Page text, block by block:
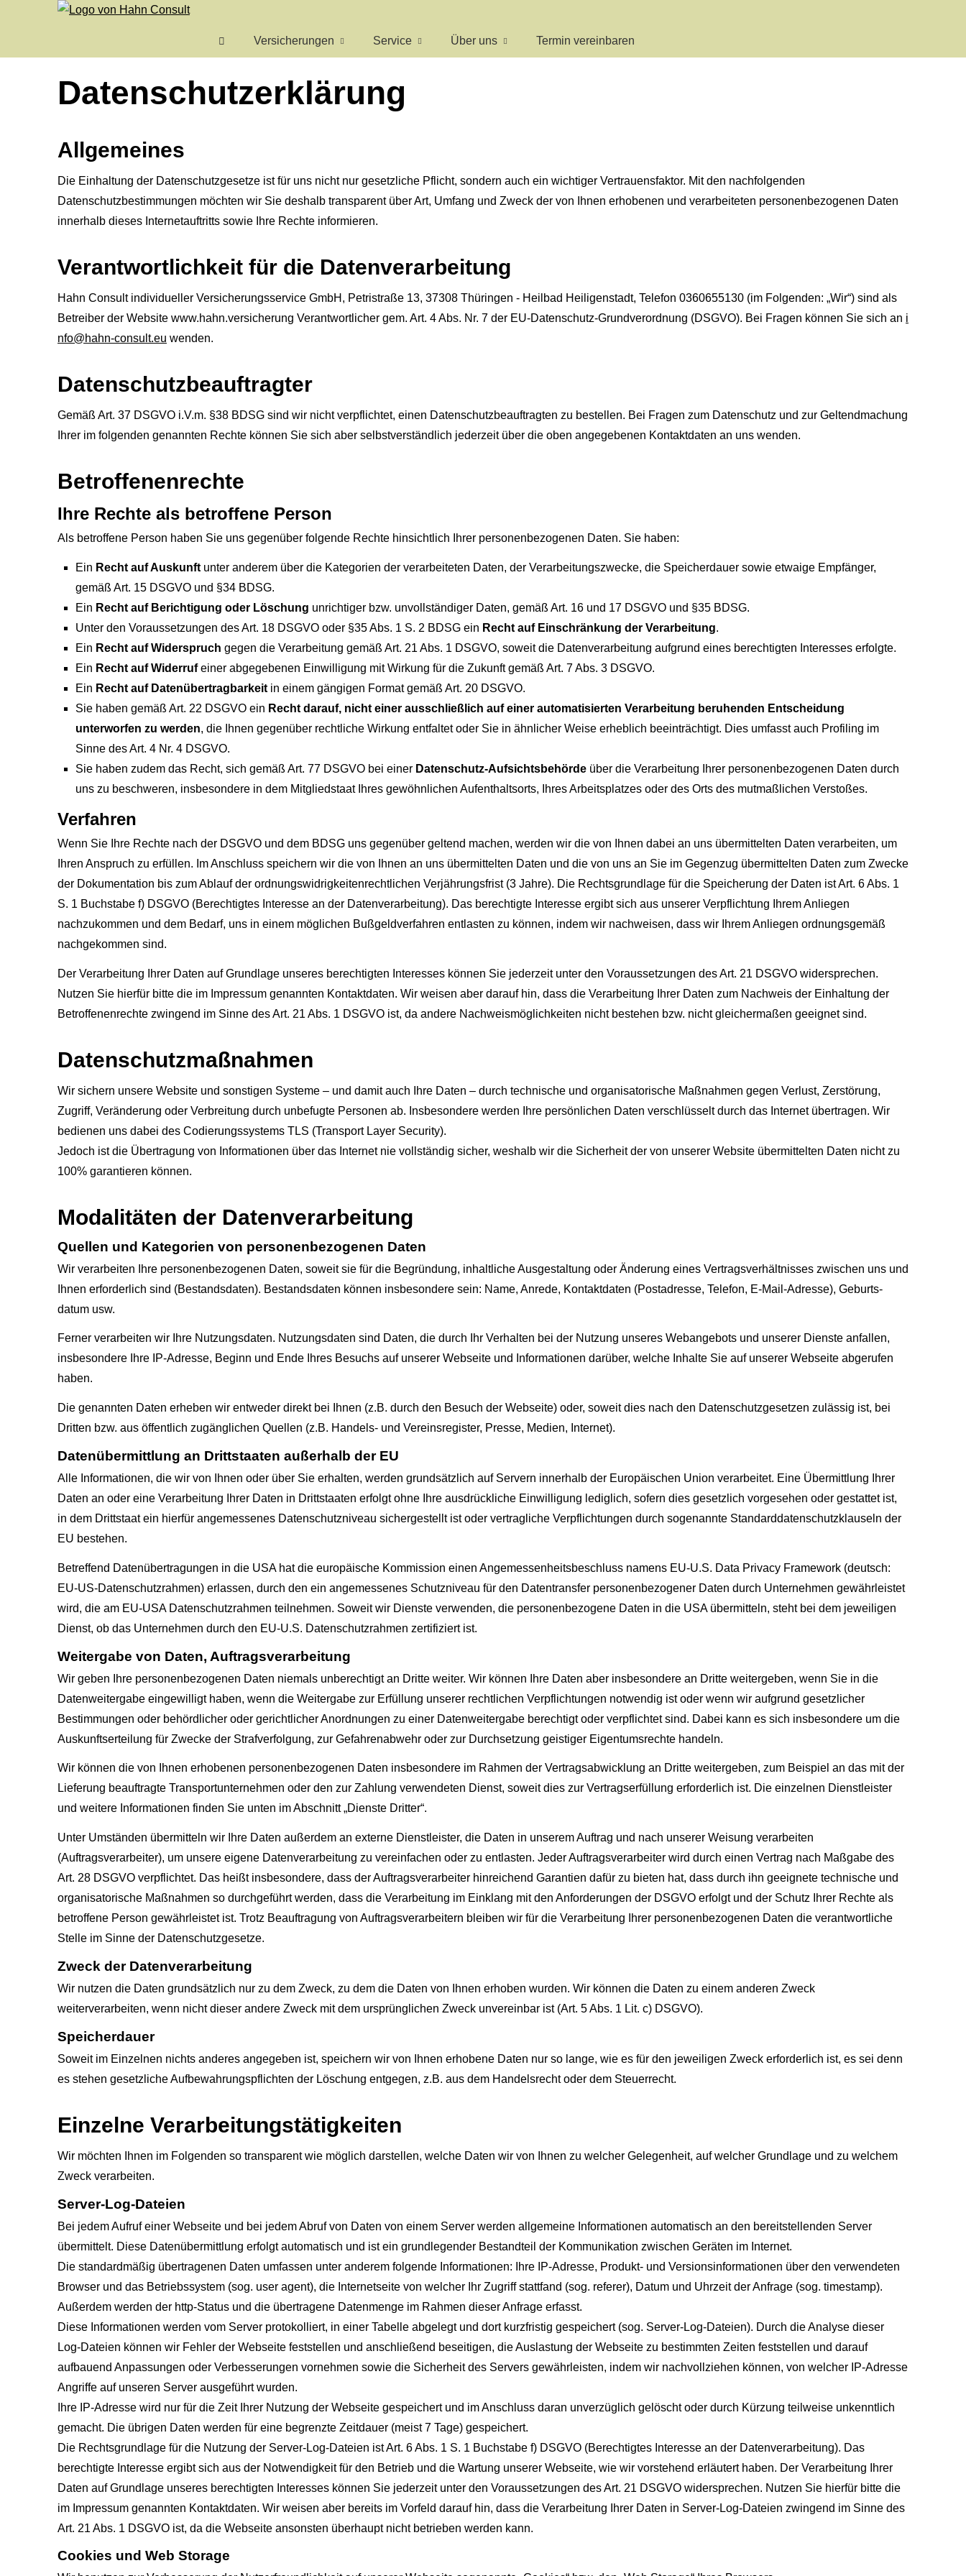
Versicherungen Service Über uns Termin ver­ein­baren
Datenschutzerklärung
Allgemeines
Die Einhaltung der Datenschutzgesetze ist für uns nicht nur gesetzliche Pflicht, sondern auch ein wichtiger Vertrauensfaktor. Mit den nachfolgenden
Datenschutzbestimmungen möchten wir Sie deshalb transparent über Art, Umfang und Zweck der von Ihnen erhobenen und verarbeiteten personenbezogenen Daten
innerhalb dieses Internetauftritts sowie Ihre Rechte informieren.
Verantwortlichkeit für die Datenverarbeitung
Hahn Consult individueller Versicherungsservice GmbH, Petristraße 13, 37308 Thüringen - Heilbad Heiligenstadt, Telefon 0360655130 (im Folgenden: „Wir“) sind als
Betreiber der Website www.hahn.versicherung Verantwortlicher gem. Art. 4 Abs. Nr. 7 der EU-Datenschutz-Grundverordnung (DSGVO). Bei Fragen können Sie sich an i
nfo@hahn-consult.eu wenden.
Datenschutzbeauftragter
Gemäß Art. 37 DSGVO i.V.m. §38 BDSG sind wir nicht verpflichtet, einen Datenschutzbeauftragten zu bestellen. Bei Fragen zum Datenschutz und zur Geltendmachung
Ihrer im folgenden genannten Rechte können Sie sich aber selbstverständlich jederzeit über die oben angegebenen Kontaktdaten an uns wenden.
Betroffenenrechte
Ihre Rechte als betroffene Person
Als betroffene Person haben Sie uns gegenüber folgende Rechte hinsichtlich Ihrer personenbezogenen Daten. Sie haben:
Ein Recht auf Auskunft unter anderem über die Kategorien der verarbeiteten Daten, der Verarbeitungszwecke, die Speicherdauer sowie etwaige Empfänger,
gemäß Art. 15 DSGVO und §34 BDSG.
Ein Recht auf Berichtigung oder Löschung unrichtiger bzw. unvollständiger Daten, gemäß Art. 16 und 17 DSGVO und §35 BDSG.
Unter den Voraussetzungen des Art. 18 DSGVO oder §35 Abs. 1 S. 2 BDSG ein Recht auf Einschränkung der Verarbeitung.
Ein Recht auf Widerspruch gegen die Verarbeitung gemäß Art. 21 Abs. 1 DSGVO, soweit die Datenverarbeitung aufgrund eines berechtigten Interesses erfolgte.
Ein Recht auf Widerrufeiner abgegebenen Einwilligung mit Wirkung für die Zukunft gemäß Art. 7 Abs. 3 DSGVO.
Ein Recht auf Datenübertragbarkeit in einem gängigen Format gemäß Art. 20 DSGVO.
Sie haben gemäß Art. 22 DSGVO ein Recht darauf, nicht einer ausschließlich auf einer automatisierten Verarbeitung beruhenden Entscheidung
unterworfen zu werden, die Ihnen gegenüber rechtliche Wirkung entfaltet oder Sie in ähnlicher Weise erheblich beeinträchtigt. Dies umfasst auch Profiling im
Sinne des Art. 4 Nr. 4 DSGVO.
Sie haben zudem das Recht, sich gemäß Art. 77 DSGVO bei einer Datenschutz-Aufsichtsbehörde über die Verarbeitung Ihrer personenbezogenen Daten durch
uns zu beschweren, insbesondere in dem Mitgliedstaat Ihres gewöhnlichen Aufenthaltsorts, Ihres Arbeitsplatzes oder des Orts des mutmaßlichen Verstoßes.
Verfahren
Wenn Sie Ihre Rechte nach der DSGVO und dem BDSG uns gegenüber geltend machen, werden wir die von Ihnen dabei an uns übermittelten Daten verarbeiten, um
Ihren Anspruch zu erfüllen. Im Anschluss speichern wir die von Ihnen an uns übermittelten Daten und die von uns an Sie im Gegenzug übermittelten Daten zum Zwecke
der Dokumentation bis zum Ablauf der ordnungswidrigkeitenrechtlichen Verjährungsfrist (3 Jahre). Die Rechtsgrundlage für die Speicherung der Daten ist Art. 6 Abs. 1
S. 1 Buchstabe f) DSGVO (Berechtigtes Interesse an der Datenverarbeitung). Das berechtigte Interesse ergibt sich aus unserer Verpflichtung Ihrem Anliegen
nachzukommen und dem Bedarf, uns in einem möglichen Bußgeldverfahren entlasten zu können, indem wir nachweisen, dass wir Ihrem Anliegen ordnungsgemäß
nachgekommen sind.
Der Verarbeitung Ihrer Daten auf Grundlage unseres berechtigten Interesses können Sie jederzeit unter den Voraussetzungen des Art. 21 DSGVO widersprechen.
Nutzen Sie hierfür bitte die im Impressum genannten Kontaktdaten. Wir weisen aber darauf hin, dass die Verarbeitung Ihrer Daten zum Nachweis der Einhaltung der
Betroffenenrechte zwingend im Sinne des Art. 21 Abs. 1 DSGVO ist, da andere Nachweismöglichkeiten nicht bestehen bzw. nicht gleichermaßen geeignet sind.
Datenschutzmaßnahmen
Wir sichern unsere Website und sonstigen Systeme – und damit auch Ihre Daten – durch technische und organisatorische Maßnahmen gegen Verlust, Zerstörung,
Zugriff, Veränderung oder Verbreitung durch unbefugte Per­sonen ab. Insbesondere werden Ihre persönlichen Daten verschlüsselt durch das Internet übertragen. Wir
bedienen uns dabei des Codierungssystems TLS (Transport Layer Security).
Jedoch ist die Übertragung von Informationen über das Internet nie vollständig sicher, weshalb wir die Sicherheit der von unserer Website übermittelten Daten nicht zu
100% garantieren können.
Modalitäten der Datenverarbeitung
Quellen und Kategorien von personenbezogenen Daten
Wir verarbeiten Ihre personenbezogenen Daten, soweit sie für die Begründung, inhaltliche Ausgestaltung oder Änderung eines Vertragsverhältnisses zwischen uns und
Ihnen erforderlich sind (Bestandsdaten). Bestandsdaten können insbesondere sein: Name, Anrede, Kontaktdaten (Postadresse, Telefon, E-Mail-Adresse), Geburts­
datum usw.
Ferner verarbeiten wir Ihre Nutzungsdaten. Nutzungsdaten sind Daten, die durch Ihr Verhalten bei der Nutzung unseres Webangebots und unserer Dienste anfallen,
insbesondere Ihre IP-Adresse, Beginn und Ende Ihres Besuchs auf unserer Webseite und Informationen darüber, welche Inhalte Sie auf unserer Webseite abgerufen
haben.
Die genannten Daten erheben wir entweder direkt bei Ihnen (z.B. durch den Besuch der Webseite) oder, soweit dies nach den Datenschutzgesetzen zulässig ist, bei
Dritten bzw. aus öffentlich zugänglichen Quellen (z.B. Handels- und Vereinsregister, Presse, Medien, Internet).
Datenübermittlung an Drittstaaten außerhalb der EU
Alle Informationen, die wir von Ihnen oder über Sie erhalten, werden grundsätzlich auf Servern innerhalb der Europäischen Union verarbeitet. Eine Übermittlung Ihrer
Daten an oder eine Verarbeitung Ihrer Daten in Drittstaaten erfolgt ohne Ihre ausdrückliche Einwilligung lediglich, sofern dies gesetzlich vorgesehen oder gestattet ist,
in dem Drittstaat ein hierfür angemessenes Datenschutzniveau sichergestellt ist oder vertragliche Verpflichtungen durch sogenannte Standarddatenschutzklauseln der
EU bestehen.
Betreffend Datenübertragungen in die USA hat die europäische Kommission einen Angemessenheitsbeschluss namens EU-U.S. Data Privacy Framework (deutsch:
EU-US-Datenschutzrahmen) erlassen, durch den ein angemessenes Schutzniveau für den Datentransfer personenbezogener Daten durch Unternehmen gewährleistet
wird, die am EU-USA Datenschutzrahmen teilnehmen. Soweit wir Dienste verwenden, die personenbezogene Daten in die USA übermitteln, steht bei dem jeweiligen
Dienst, ob das Unternehmen durch den EU-U.S. Datenschutzrahmen zertifiziert ist.
Weitergabe von Daten, Auftragsverarbeitung
Wir geben Ihre personenbezogenen Daten niemals unberechtigt an Dritte weiter. Wir können Ihre Daten aber insbesondere an Dritte weitergeben, wenn Sie in die
Datenweitergabe eingewilligt haben, wenn die Weitergabe zur Erfüllung unserer rechtlichen Verpflichtungen notwendig ist oder wenn wir aufgrund gesetzlicher
Bestimmungen oder behördlicher oder gerichtlicher Anordnungen zu einer Datenweitergabe berechtigt oder verpflichtet sind. Dabei kann es sich insbesondere um die
Auskunftserteilung für Zwecke der Strafverfolgung, zur Gefahrenabwehr oder zur Durchsetzung geistiger Eigentumsrechte handeln.
Wir können die von Ihnen erhobenen personenbezogenen Daten insbesondere im Rahmen der Vertragsabwicklung an Dritte weitergeben, zum Beispiel an das mit der
Lieferung beauftragte Transportunternehmen oder den zur Zahlung verwendeten Dienst, soweit dies zur Vertragserfüllung erforderlich ist. Die einzelnen Dienstleister
und weitere Informationen finden Sie unten im Abschnitt „Dienste Dritter“.
Unter Umständen übermitteln wir Ihre Daten außerdem an externe Dienstleister, die Daten in unserem Auftrag und nach unserer Weisung verarbeiten
(Auftragsverarbeiter), um unsere eigene Datenverarbeitung zu vereinfachen oder zu entlasten. Jeder Auftragsverarbeiter wird durch einen Vertrag nach Maßgabe des
Art. 28 DSGVO verpflichtet. Das heißt insbesondere, dass der Auftragsverarbeiter hinreichend Garantien dafür zu bieten hat, dass durch ihn geeignete technische und
organisatorische Maßnahmen so durchgeführt werden, dass die Verarbeitung im Einklang mit den Anforderungen der DSGVO erfolgt und der Schutz Ihrer Rechte als
betroffene Person gewährleistet ist. Trotz Beauftragung von Auftragsverarbeitern bleiben wir für die Verarbeitung Ihrer personenbezogenen Daten die verantwortliche
Stelle im Sinne der Datenschutzgesetze.
Zweck der Datenverarbeitung
Wir nutzen die Daten grundsätzlich nur zu dem Zweck, zu dem die Daten von Ihnen erhoben wurden. Wir können die Daten zu einem anderen Zweck
weiterverarbeiten, wenn nicht dieser andere Zweck mit dem ursprünglichen Zweck unvereinbar ist (Art. 5 Abs. 1 Lit. c) DSGVO).
Speicherdauer
Soweit im Einzelnen nichts anderes angegeben ist, speichern wir von Ihnen erhobene Daten nur so lange, wie es für den jeweiligen Zweck erforderlich ist, es sei denn
es stehen gesetzliche Aufbewahrungspflichten der Löschung entgegen, z.B. aus dem Handelsrecht oder dem Steuerrecht.
Einzelne Verarbeitungstätigkeiten
Wir möchten Ihnen im Folgenden so transparent wie möglich darstellen, welche Daten wir von Ihnen zu welcher Gelegenheit, auf welcher Grundlage und zu welchem
Zweck verarbeiten.
Server-Log-Dateien
Bei jedem Aufruf einer Webseite und bei jedem Abruf von Daten von einem Server werden allgemeine Informationen automatisch an den bereitstellenden Server
übermittelt. Diese Datenübermittlung erfolgt automatisch und ist ein grundlegender Bestandteil der Kommunikation zwischen Geräten im Internet.
Die standardmäßig übertragenen Daten umfassen unter anderem folgende Informationen: Ihre IP-Adresse, Produkt- und Versionsinformationen über den verwendeten
Browser und das Betriebssystem (sog. user agent), die Internetseite von welcher Ihr Zugriff stattfand (sog. referer), Datum und Uhrzeit der Anfrage (sog. timestamp).
Außerdem werden der http-Status und die übertragene Datenmenge im Rahmen dieser Anfrage erfasst.
Diese Informationen werden vom Server protokolliert, in einer Tabelle abgelegt und dort kurzfristig gespeichert (sog. Server-Log-Dateien). Durch die Analyse dieser
Log-Dateien können wir Fehler der Webseite feststellen und anschließend beseitigen, die Auslastung der Webseite zu bestimmten Zeiten feststellen und darauf
aufbauend Anpassungen oder Verbesserungen vornehmen sowie die Sicherheit des Servers gewährleisten, indem wir nachvollziehen können, von welcher IP-Adresse
Angriffe auf unseren Server ausgeführt wurden.
Ihre IP-Adresse wird nur für die Zeit Ihrer Nutzung der Webseite gespeichert und im Anschluss daran unverzüglich gelöscht oder durch Kürzung teilweise unkenntlich
gemacht. Die übrigen Daten werden für eine begrenzte Zeitdauer (meist 7 Tage) gespeichert.
Die Rechtsgrundlage für die Nutzung der Server-Log-Dateien ist Art. 6 Abs. 1 S. 1 Buchstabe f) DSGVO (Berechtigtes Interesse an der Datenverarbeitung). Das
berechtigte Interesse ergibt sich aus der Notwendigkeit für den Betrieb und die Wartung unserer Webseite, wie wir vorstehend erläutert haben. Der Verarbeitung Ihrer
Daten auf Grundlage unseres berechtigten Interesses können Sie jederzeit unter den Voraussetzungen des Art. 21 DSGVO widersprechen. Nutzen Sie hierfür bitte die
im Impressum genannten Kontaktdaten. Wir weisen aber bereits im Vorfeld darauf hin, dass die Verarbeitung Ihrer Daten in Server-Log-Dateien zwingend im Sinne des
Art. 21 Abs. 1 DSGVO ist, da die Webseite ansonsten überhaupt nicht betrieben werden kann.
Cookies und Web Storage